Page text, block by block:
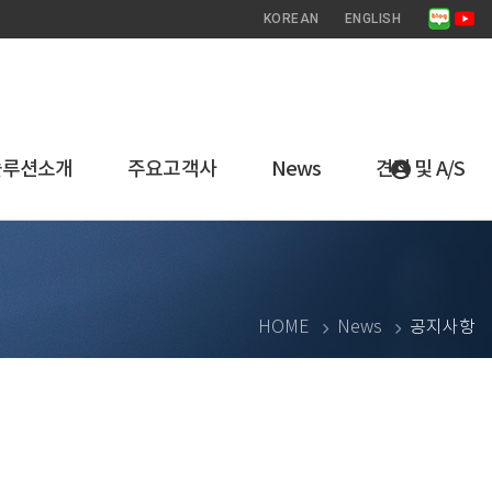
KOREAN ENGLISH
션소개 주요고객사 News 견적 및 A/S
HOME News 공지사항